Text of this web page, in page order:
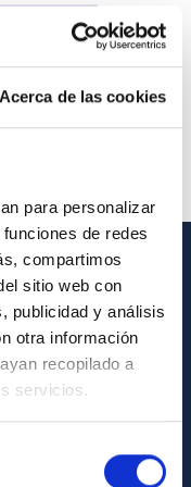
Acerca de las cookies
para personalizar
de redes
compartimos
sitio web con
publicidad y análisis
otra información
recopilado a
servicios.